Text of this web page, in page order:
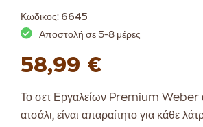
Κωδικος: 6645
Αποστολή σε 5-8 μέρες
58,99 €
Το σετ Εργαλείων Premium Weber
ατσάλι, είναι απαραίτητο για κάθε